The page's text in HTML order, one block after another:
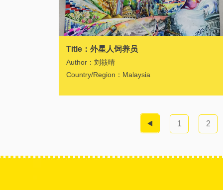
Title：外星人饲养员
Author：刘筱晴
Country/Region：Malaysia
1 2